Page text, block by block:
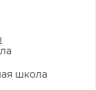
школа